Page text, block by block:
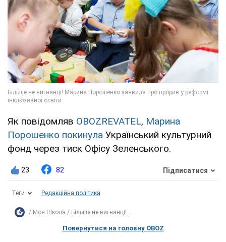
Як повідомляв OBOZREVATEL, Марина
Порошенко покинула Український культурний
фонд через тиск Офісу Зеленського.
23 82 Підписатися
Теги Редакційна політика
Моя Школа Більше не вигнанці!...
Повернутися на головну OBOZ